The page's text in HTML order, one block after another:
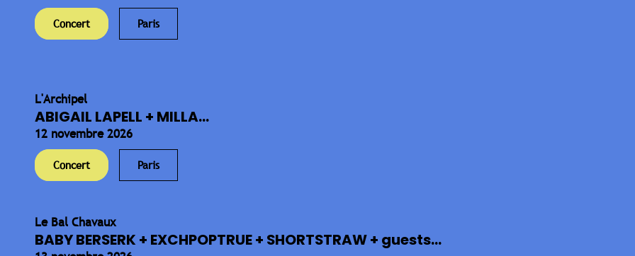
Concert Paris
L'Archipel
ABIGAIL LAPELL + MILLA...
12 novembre 2026
Concert Paris
Le Bal Chavaux
BABY BERSERK + EXCHPOPTRUE + SHORTSTRAW + guests...